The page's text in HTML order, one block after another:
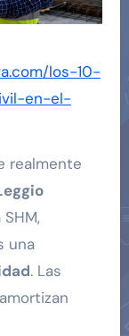
los-10-
en-el-
realmente
una
. Las